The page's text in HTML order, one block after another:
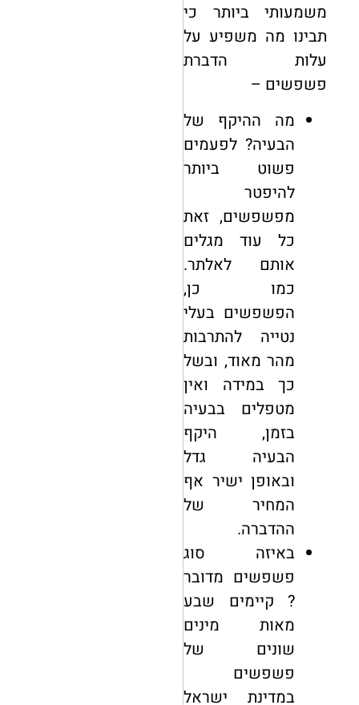
משמעותי ביותר כי
תבינו מה משפיע על
עלות הדברת
פשפשים –
מה ההיקף של
הבעיה? לפעמים
פשוט ביותר
להיפטר
מפשפשים, זאת
כל עוד מגלים
אותם לאלתר.
כמו כן,
הפשפשים בעלי
נטייה להתרבות
מהר מאוד, ובשל
כך במידה ואין
מטפלים בבעיה
בזמן, היקף
הבעיה גדל
ובאופן ישיר אף
המחיר של
ההדברה.
באיזה סוג
פשפשים מדובר
? קיימים שבע
מאות מינים
שונים של
פשפשים
במדינת ישראל